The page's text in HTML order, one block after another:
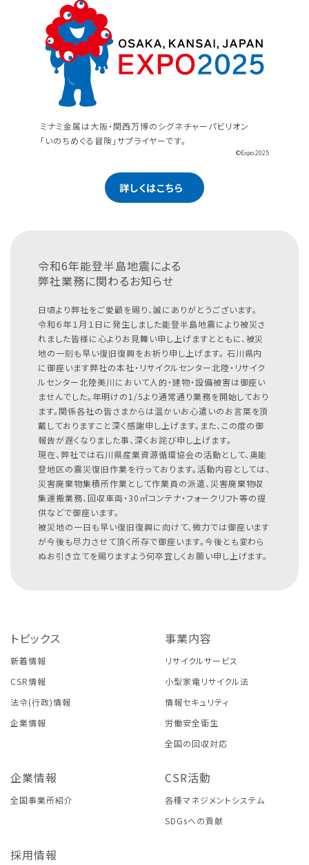
ミナミ金属は大阪・関西万博のシグネチャーパビリオン
「いのちめぐる冒険」サプライヤーです。
©Expo 2025
詳しくはこちら
令和6年能登半島地震による
弊社業務に関わるお知らせ
日頃より弊社をご愛顧を賜り、誠にありがとうございます。
令和６年１月１日に発生しました能登半島地震により被災さ
れました皆様に心よりお見舞い申し上げますとともに、被災
地の一刻も早い復旧復興をお祈り申し上げます。 石川県内
に御座います弊社の本社・リサイクルセンター北陸・リサイク
ルセンター北陸美川において人的・建物・設備被害は御座い
ませんでした。年明けの1/5より通常通り業務を開始しており
ます。関係各社の皆さまからは温かいお心遣いのお言葉を頂
戴しておりますこと深く感謝申し上げます。また、この度の御
報告が遅くなりました事、深くお詫び申し上げます。
現在、弊社では石川県産業資源循環協会の活動として、奥能
登地区の震災復旧作業を行っております。活動内容としては、
災害廃棄物集積所作業として作業員の派遣、災害廃棄物収
集運搬業務、回収車両・30㎥コンテナ・フォークリフト等の提
供などで御座います。
被災地の一日も早い復旧復興に向けて、微力では御座います
が今後も尽力させて頂く所存で御座います。今後とも変わら
ぬお引き立てを賜りますよう何卒宜しくお願い申し上げます。
トピックス
新着情報
CSR情報
法令(行政)情報
企業情報
事業内容
リサイクルサービス
小型家電リサイクル法
情報セキュリティ
労働安全衛生
全国の回収対応
企業情報
全国事業所紹介
CSR活動
各種マネジメントシステム
SDGsへの貢献
採用情報